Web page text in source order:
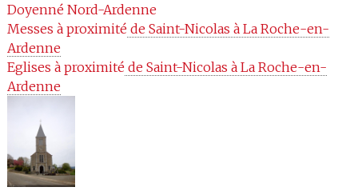
Doyenné Nord-Ardenne
Messes à proximité de Saint-Nicolas à La Roche-en-
Ardenne
Eglises à proximité de Saint-Nicolas à La Roche-en-
Ardenne